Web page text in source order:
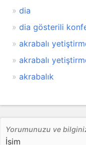
dia
dia gösterili
akrabalı
akrabalı
akrabalık
Yorumunuzu ve
İsim